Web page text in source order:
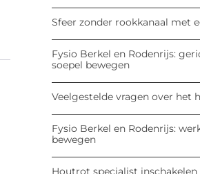
Sfeer zonder rookkanaal met
Fysio Berkel en Rodenrijs:
soepel bewegen
Veelgestelde vragen over het
Fysio Berkel en Rodenrijs:
bewegen
Houtrot specialist